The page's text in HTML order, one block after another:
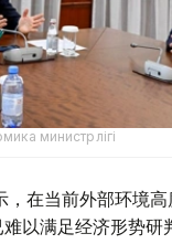
министрлігі
，在当前外部环境
以满足经济形势研